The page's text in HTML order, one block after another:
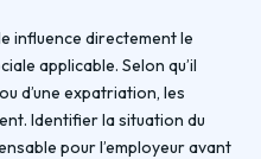
influence directement le
applicable. Selon qu’il
d’une expatriation, les
Identifier la situation du
pour l’employeur avant